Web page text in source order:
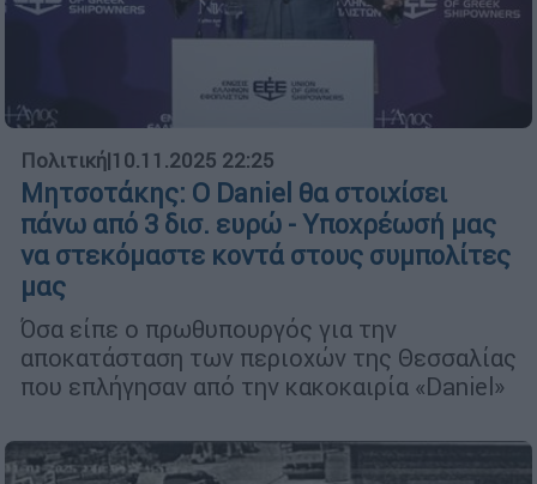
Πολιτική|10.11.2025 22:25
Μητσοτάκης: Ο Daniel θα στοιχίσει
πάνω από 3 δισ. ευρώ - Υποχρέωσή μας
να στεκόμαστε κοντά στους συμπολίτες
μας
Όσα είπε ο πρωθυπουργός για την
αποκατάσταση των περιοχών της Θεσσαλίας
που επλήγησαν από την κακοκαιρία «Daniel»